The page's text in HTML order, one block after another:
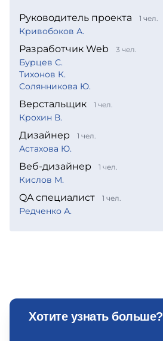
Руководитель проекта 1 чел.
Кривобоков А.
Разработчик Web 3 чел.
Бурцев С.
Тихонов К.
Солянникова Ю.
Верстальщик 1 чел.
Крохин В.
Дизайнер 1 чел.
Астахова Ю.
Веб-дизайнер 1 чел.
Кислов М.
QA специалист 1 чел.
Редченко А.
Хотите узнать больше?